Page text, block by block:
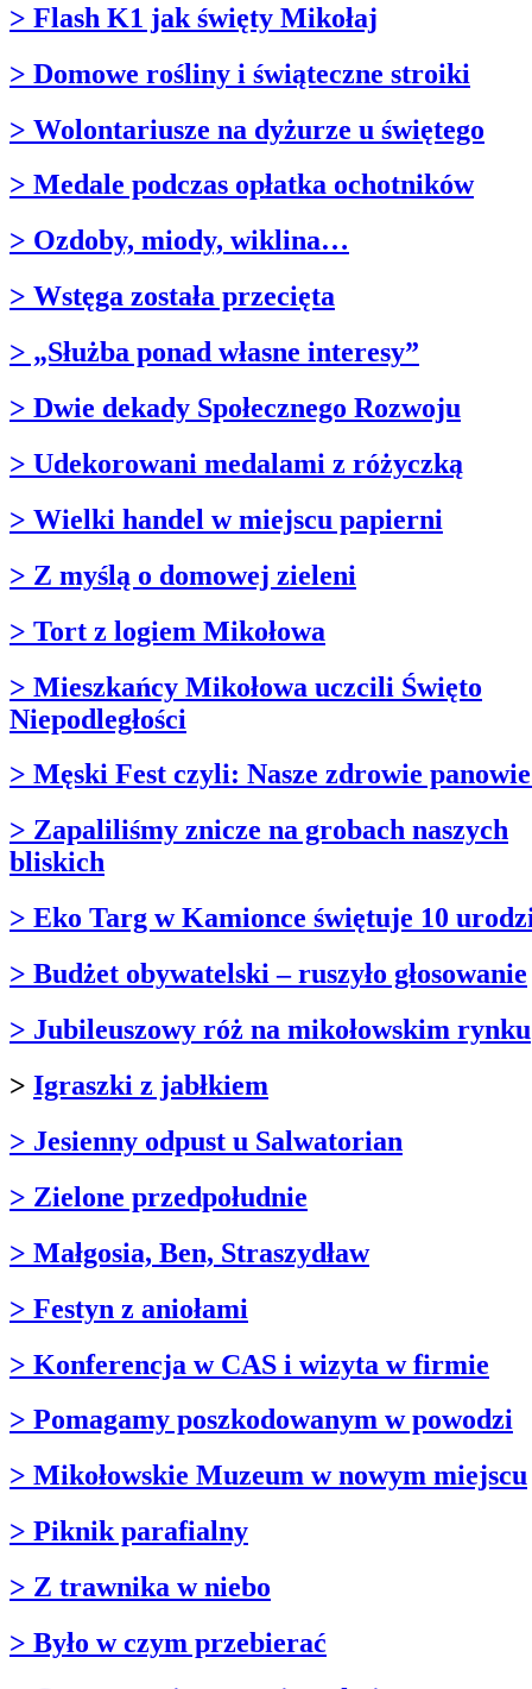
> Flash K1 jak święty Mikołaj
> Domowe rośliny i świąteczne stroiki
> Wolontariusze na dyżurze u świętego
> Medale podczas opłatka ochotników
> Ozdoby, miody, wiklina…
> Wstęga została przecięta
> „Służba ponad własne interesy”
> Dwie dekady Społecznego Rozwoju
> Udekorowani medalami z różyczką
> Wielki handel w miejscu papierni
> Z myślą o domowej zieleni
> Tort z logiem Mikołowa
> Mieszkańcy Mikołowa uczcili Święto
Niepodległości
> Męski Fest czyli: Nasze zdrowie
> Zapaliliśmy znicze na grobach naszych
bliskich
> Eko Targ w Kamionce świętuje 10
> Budżet obywatelski – ruszyło głosowanie
> Jubileuszowy róż na mikołowskim rynku
> Igraszki z jabłkiem
> Jesienny odpust u Salwatorian
> Zielone przedpołudnie
> Małgosia, Ben, Straszydław
> Festyn z aniołami
> Konferencja w CAS i wizyta w firmie
> Pomagamy poszkodowanym w powodzi
> Mikołowskie Muzeum w nowym miejscu
> Piknik parafialny
> Z trawnika w niebo
> Było w czym przebierać